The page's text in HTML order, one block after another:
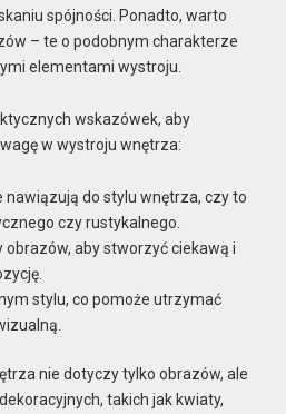
spójności. Ponadto, warto
– te o podobnym charakterze
elementami wystroju.
wskazówek, aby
w wystroju wnętrza:
nawiązują do stylu wnętrza, czy to
czy rustykalnego.
aby stworzyć ciekawą i
stylu, co pomoże utrzymać
nie dotyczy tylko obrazów, ale
takich jak kwiaty,